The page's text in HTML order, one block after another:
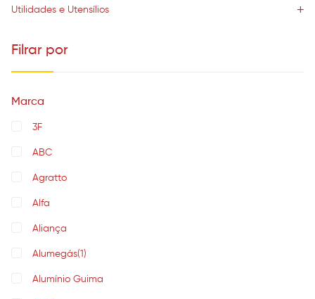
Utilidades e Utensílios
Filrar por
Marca
3F
ABC
Agratto
Alfa
Aliança
Alumegás(1)
Alumínio Guima